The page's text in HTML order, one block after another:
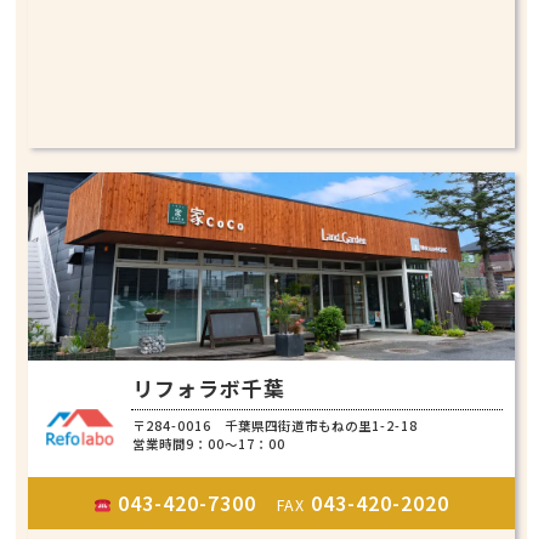
リフォラボ千葉
〒284-0016 千葉県四街道市もねの里1-2-18
営業時間9：00～17：00
043-420-7300FAX 043-420-2020